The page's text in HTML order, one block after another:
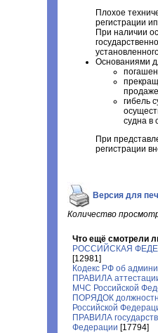
Плохое
регистрации
При наличии
Основаниями
гибель
судна в
При
регистрации
Версия для
Количество
Что ещё смотрели
РОССИЙСКАЯ
[12981]
Кодекс РФ об
ПРАВИЛА
МЧС Российской
ПОРЯДОК
Российской
ПРАВИЛА
Федерации [17794]